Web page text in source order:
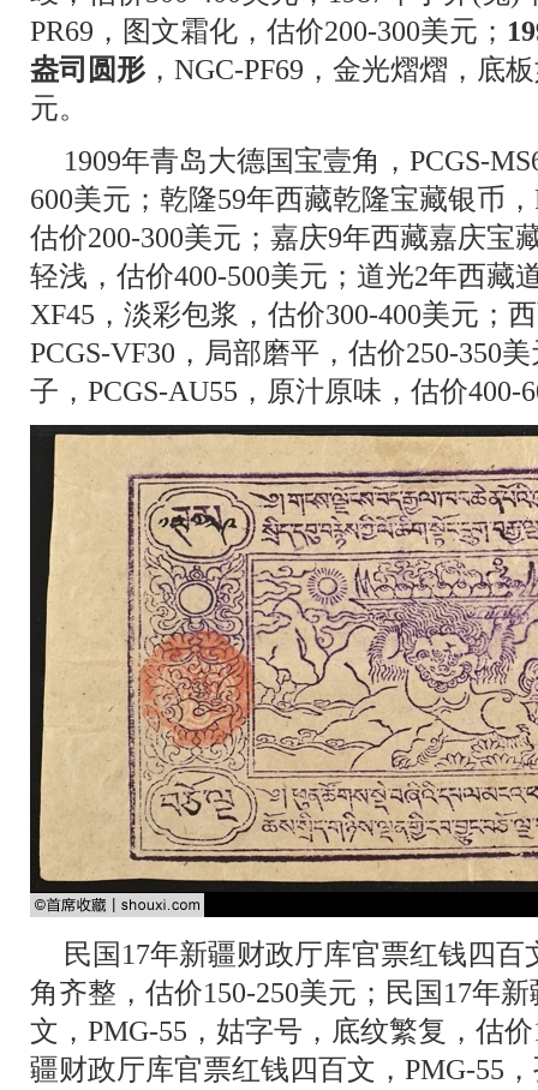
PR69，图文霜化，估价200-300美元；
盎司圆形，NGC-PF69，金光熠熠，底
元。
1909年青岛大德国宝壹角，PCGS-
600美元；乾隆59年西藏乾隆宝藏银币
估价200-300美元；嘉庆9年西藏嘉庆宝
轻浅，估价400-500美元；道光2年西藏
XF45，淡彩包浆，估价300-400美元；
PCGS-VF30，局部磨平，估价250-350
子，PCGS-AU55，原汁原味，估价400-
民国17年新疆财政厅库官票红钱四百
角齐整，估价150-250美元；民国17年
文，PMG-55，姑字号，底纹繁复，估
疆财政厅库官票红钱四百文，PMG-55